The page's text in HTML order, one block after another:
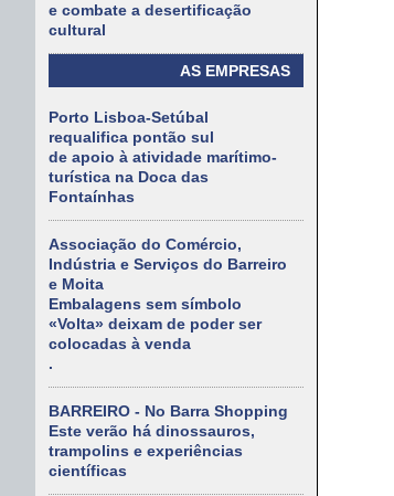
e combate a desertificação
cultural
AS EMPRESAS
Porto Lisboa-Setúbal
requalifica pontão sul
de apoio à atividade marítimo-
turística na Doca das
Fontaínhas
Associação do Comércio,
Indústria e Serviços do Barreiro
e Moita
Embalagens sem símbolo
«Volta» deixam de poder ser
colocadas à venda
.
BARREIRO - No Barra Shopping
Este verão há dinossauros,
trampolins e experiências
científicas